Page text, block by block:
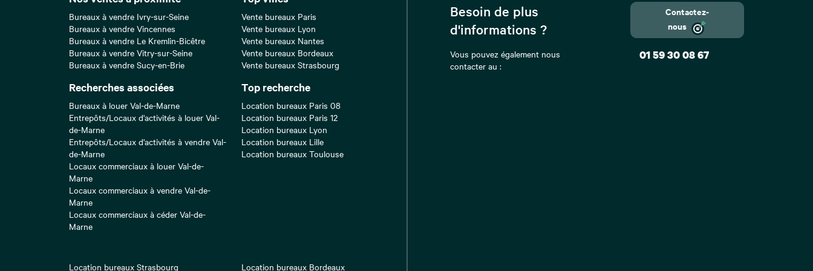
Bureaux à vendre Ivry-sur-Seine
Bureaux à vendre Vincennes
Bureaux à vendre Le Kremlin-Bicêtre
Bureaux à vendre Vitry-sur-Seine
Bureaux à vendre Sucy-en-Brie
Vente bureaux Paris
Vente bureaux Lyon
Vente bureaux Nantes
Vente bureaux Bordeaux
Vente bureaux Strasbourg
Recherches associées
Bureaux à louer Val-de-Marne
Entrepôts/Locaux d'activités à louer Val-
de-Marne
Entrepôts/Locaux d'activités à vendre Val-
de-Marne
Locaux commerciaux à louer Val-de-
Marne
Locaux commerciaux à vendre Val-de-
Marne
Locaux commerciaux à céder Val-de-
Marne
Top recherche
Location bureaux Paris 08
Location bureaux Paris 12
Location bureaux Lyon
Location bureaux Lille
Location bureaux Toulouse
Location bureaux Strasbourg Location bureaux Bordeaux
Besoin de plus
d'informations ?
Contactez-
nous
Vous pouvez également nous
contacter au :
01 59 30 08 67